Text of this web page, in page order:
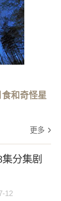
和奇怪星
更多
集分集剧
12